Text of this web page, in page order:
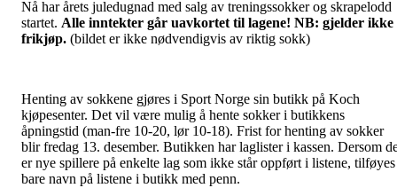
Nå har årets juledugnad med salg av treningssokker og skrapelodd
startet. Alle inntekter går uavkortet til lagene! NB: gjelder ikke
frikjøp. (bildet er ikke nødvendigvis av riktig sokk)
Henting av sokkene gjøres i Sport Norge sin butikk på Koch
kjøpesenter. Det vil være mulig å hente sokker i butikkens
åpningstid (man-fre 10-20, lør 10-18). Frist for henting av sokker
blir fredag 13. desember. Butikken har laglister i kassen. Dersom
er nye spillere på enkelte lag som ikke står oppført i listene, tilføyes
bare navn på listene i butikk med penn.